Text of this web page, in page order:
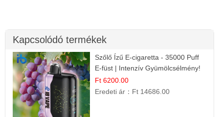
Kapcsolódó termékek
Szőlő Ízű E-cigaretta - 35000 Puff
E-füst | Intenzív Gyümölcsélmény!
Ft 6200.00
Eredeti ár： Ft 14686.00